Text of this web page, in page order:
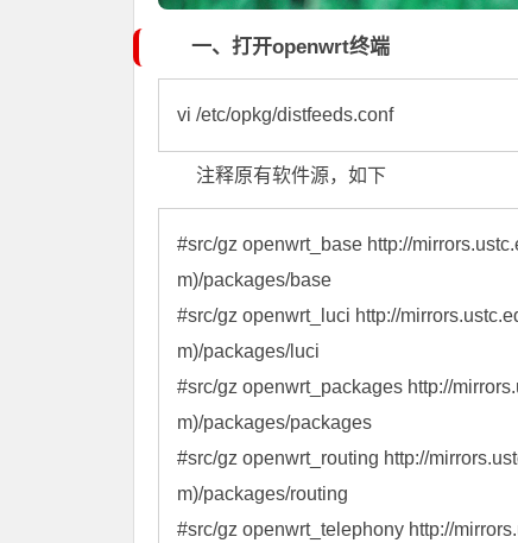
一、打开openwrt终端
vi /etc/opkg/distfeeds.conf
注释原有软件源，如下
#src/gz openwrt_base http://
m)/packages/base
#src/gz openwrt_luci http://
m)/packages/luci
#src/gz openwrt_packages http://
m)/packages/packages
#src/gz openwrt_routing http://
m)/packages/routing
#src/gz openwrt_telephony http://